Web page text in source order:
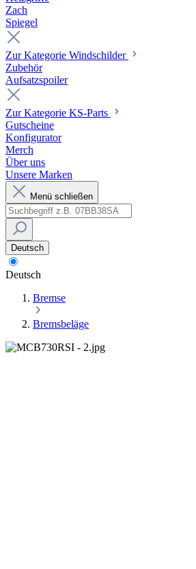
Zach
Spiegel
Zur Kategorie Windschilder
Zubehör
Aufsatzspoiler
Zur Kategorie KS-Parts
Gutscheine
Konfigurator
Merch
Über uns
Unsere Marken
Menü schließen
Deutsch
Deutsch
Bremse
Bremsbeläge